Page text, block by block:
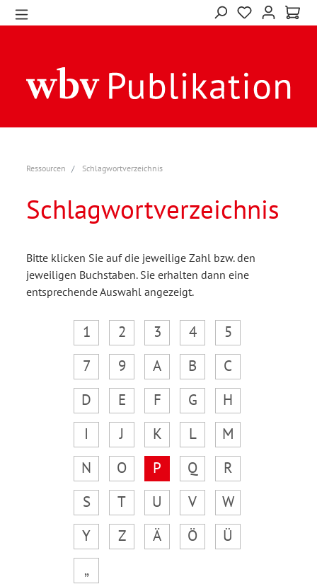
Ressourcen Schlagwortverzeichnis
Schlagwortverzeichnis
Bitte klicken Sie auf die jeweilige Zahl bzw. den
jeweiligen Buchstaben. Sie erhalten dann eine
entsprechende Auswahl angezeigt.
1 2 3 4
5
7
9 A B
C
D
E F G
H
I
J K L
M
N
O P Q
R
S
T U V
W
Y
Z Ä Ö
Ü
„